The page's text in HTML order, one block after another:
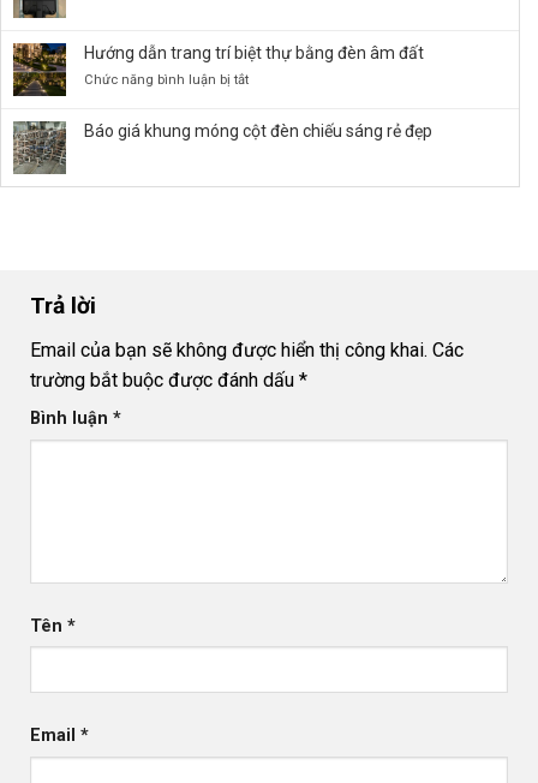
Sáng
Bền
Panel
kỹ
Hướng dẫn trang trí biệt thự bằng đèn âm đất
Chức năng bình luận bị tắtở
trang
Báo giá khung móng cột đèn chiếu sáng rẻ đẹp
Trả lời
Email của bạn sẽ không được hiển thị công khai. Các
trường bắt buộc được đánh dấu *
Bình luận *
Tên *
Email *